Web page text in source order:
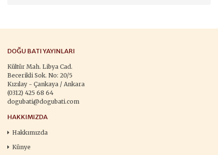
DOĞU BATI YAYINLARI
Kültür Mah. Libya Cad.
Becerikli Sok. No: 20/5
Kızılay - Çankaya / Ankara
(0312) 425 68 64
dogubati@dogubati.com
HAKKIMIZDA
Hakkımızda
Künye